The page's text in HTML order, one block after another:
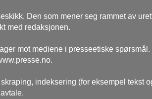
Den som mener seg rammet av
med redaksjonen.
mot mediene i presseetiske
indeksering (for eksempel tekst